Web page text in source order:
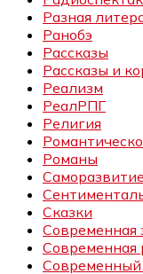
Разная
Ранобэ
Рассказы
Рассказы и
Реализм
РеалРПГ
Религия
Романы
Саморазвитие
Сказки
Современная
Современная